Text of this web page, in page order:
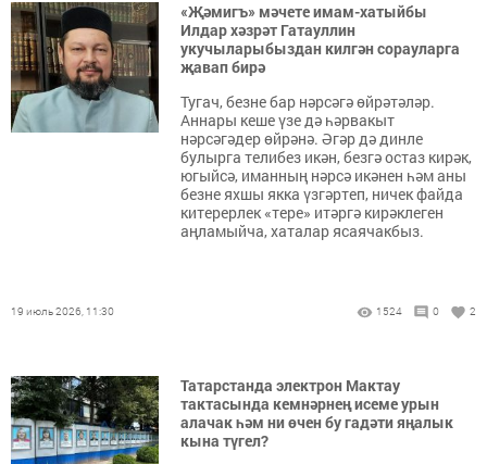
«Җәмигъ» мәчете имам-хатыйбы
Илдар хәзрәт Гатауллин
укучыларыбыздан килгән сорауларга
җавап бирә
Тугач, безне бар нәрсәгә өйрәтәләр.
Аннары кеше үзе дә һәрвакыт
нәрсәгәдер өйрәнә. Әгәр дә динле
булырга телибез икән, безгә остаз кирәк,
югыйсә, иманның нәрсә икәнен һәм аны
безне яхшы якка үзгәртеп, ничек файда
китерерлек «тере» итәргә кирәклеген
аңламыйча, хаталар ясаячакбыз.
19 июль 2026, 11:30 1524 0 2
Татарстанда электрон Мактау
тактасында кемнәрнең исеме урын
алачак һәм ни өчен бу гадәти яңалык
кына түгел?